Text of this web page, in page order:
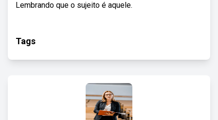
Lembrando que o sujeito é aquele.
Tags